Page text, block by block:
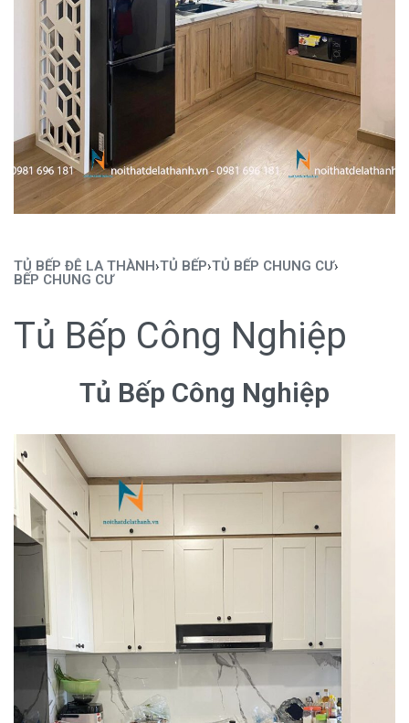
TỦ BẾP ĐÊ LA THÀNH›TỦ BẾP›TỦ BẾP CHUNG CƯ›
BẾP CHUNG CƯ
Tủ Bếp Công Nghiệp
Tủ Bếp Công Nghiệp